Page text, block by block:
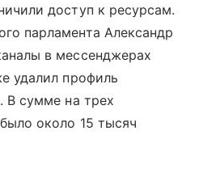
доступ к ресурсам.
парламента Александр
в мессенджерах
удалил профиль
В сумме на трех
около 15 тысяч